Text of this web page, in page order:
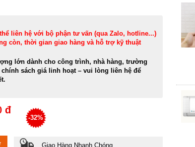
liên hệ với bộ phận tư vấn (qua Zalo, hotline...)
còn, thời gian giao hàng và hỗ trợ kỹ thuật
lớn dành cho công trình, nhà hàng, trường
sách giá linh hoạt – vui lòng liên hệ để
đ
-32%
Giao Hàng Nhanh Chóng